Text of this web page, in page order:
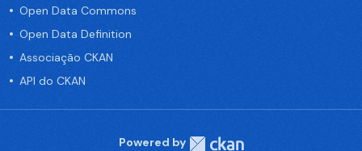
Open Data Commons
Open Data Definition
Associação CKAN
API do CKAN
Powered by